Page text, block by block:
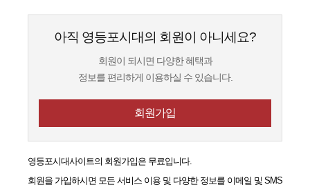
아직 영등포시대의 회원이 아니세요?
회원이 되시면 다양한 혜택과
정보를 편리하게 이용하실 수 있습니다.
회원가입
영등포시대사이트의 회원가입은 무료입니다.
회원을 가입하시면 모든 서비스 이용 및 다양한 정보를 이메일 및 SMS